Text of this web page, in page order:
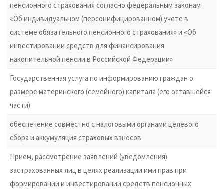
пенсионного страхования согласно федеральным законам
«Об индивидуальном (персонифицированном) учете в
системе обязательного пенсионного страхования» и «Об
инвестировании средств для финансирования
накопительной пенсии в Российской Федерации»
Государственная услуга по информированию граждан о
размере материнского (семейного) капитала (его оставшейся
части)
обеспечение совместно с налоговыми органами целевого
сбора и аккумуляция страховых взносов
Прием, рассмотрение заявлений (уведомления)
застрахованных лиц в целях реализации ими прав при
формировании и инвестировании средств пенсионных